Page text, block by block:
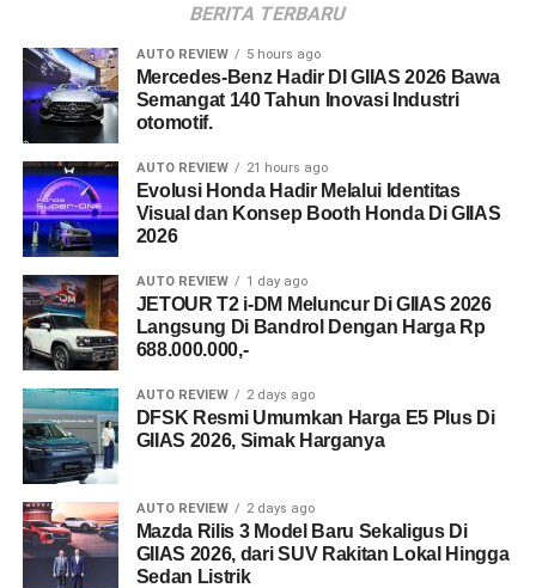
BERITA TERBARU
AUTO REVIEW 5 hours ago
Mercedes-Benz Hadir DI GIIAS 2026 Bawa
Semangat 140 Tahun Inovasi Industri
otomotif.
AUTO REVIEW 21 hours ago
Evolusi Honda Hadir Melalui Identitas
Visual dan Konsep Booth Honda Di GIIAS
2026
AUTO REVIEW 1 day ago
JETOUR T2 i-DM Meluncur Di GIIAS 2026
Langsung Di Bandrol Dengan Harga Rp
688.000.000,-
AUTO REVIEW 2 days ago
DFSK Resmi Umumkan Harga E5 Plus Di
GIIAS 2026, Simak Harganya
AUTO REVIEW 2 days ago
Mazda Rilis 3 Model Baru Sekaligus Di
GIIAS 2026, dari SUV Rakitan Lokal Hingga
Sedan Listrik